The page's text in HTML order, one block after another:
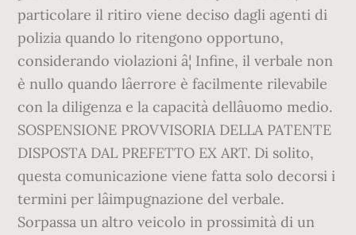
particolare il ritiro viene deciso dagli agenti di
polizia quando lo ritengono opportuno,
considerando violazioni â¦ Infine, il verbale non
è nullo quando lâerrore è facilmente rilevabile
con la diligenza e la capacità dellâuomo medio.
SOSPENSIONE PROVVISORIA DELLA PATENTE
DISPOSTA DAL PREFETTO EX ART. Di solito,
questa comunicazione viene fatta solo decorsi i
termini per lâimpugnazione del verbale.
Sorpassa un altro veicolo in prossimità di un